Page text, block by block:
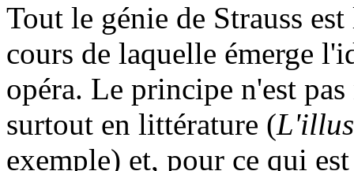
Tout le génie de Strauss
cours de laquelle émerge
opéra. Le principe n'est
surtout en littérature (
exemple) et, pour ce qui